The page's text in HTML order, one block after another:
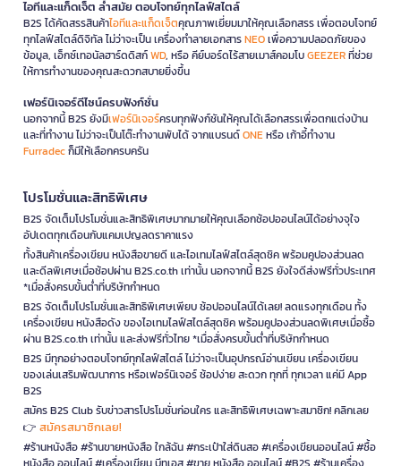
ไอทีและแก็ดเจ็ต ล้ำสมัย ตอบโจทย์ทุกไลฟ์สไตล์
B2S ได้คัดสรรสินค้าไอทีและแก็ดเจ็ตคุณภาพเยี่ยมมาให้คุณเลือกสรร เพื่อตอบโจทย์
ทุกไลฟ์สไตล์ดิจิทัล ไม่ว่าจะเป็น เครื่องทำลายเอกสารNEOเพื่อความปลอดภัยของ
ข้อมูล, เอ็กซ์เทอนัลฮาร์ดดิสก์WD, หรือ คีย์บอร์ดไร้สายเมาส์คอมโบGEEZERที่ช่วย
ให้การทำงานของคุณสะดวกสบายยิ่งขึ้น
เฟอร์นิเจอร์ดีไซน์ครบฟังก์ชั่น
นอกจากนี้ B2S ยังมีเฟอร์นิเจอร์ครบทุกฟังก์ชันให้คุณได้เลือกสรรเพื่อตกแต่งบ้าน
และที่ทำงาน ไม่ว่าจะเป็นโต๊ะทำงานพับได้ จากแบรนด์ONEหรือ เก้าอี้ทำงาน
Furradecก็มีให้เลือกครบครัน
โปรโมชั่นและสิทธิพิเศษ
B2S จัดเต็มโปรโมชั่นและสิทธิพิเศษมากมายให้คุณเลือกช้อปออนไลน์ได้อย่างจุใจ
อัปเดตทุกเดือนกับแคมเปญลดราคาแรง
ทั้งสินค้าเครื่องเขียน หนังสือขายดี และไอเทมไลฟ์สไตล์สุดชิค พร้อมคูปองส่วนลด
และดีลพิเศษเมื่อช้อปผ่าน B2S.co.th เท่านั้น นอกจากนี้ B2S ยังใจดีส่งฟรีทั่วประเทศ
*เมื่อสั่งครบขั้นต่ำที่บริษัทกำหนด
B2S จัดเต็มโปรโมชั่นและสิทธิพิเศษเพียบ ช้อปออนไลน์ได้เลย! ลดแรงทุกเดือน ทั้ง
เครื่องเขียน หนังสือดัง ของไอเทมไลฟ์สไตล์สุดชิค พร้อมคูปองส่วนลดพิเศษเมื่อซื้อ
ผ่าน B2S.co.th เท่านั้น และส่งฟรีทั่วไทย *เมื่อสั่งครบขั้นต่ำที่บริษัทกำหนด
B2S มีทุกอย่างตอบโจทย์ทุกไลฟ์สไตล์ ไม่ว่าจะเป็นอุปกรณ์อ่านเขียน เครื่องเขียน
ของเล่นเสริมพัฒนาการ หรือเฟอร์นิเจอร์ ช้อปง่าย สะดวก ทุกที่ ทุกเวลา แค่มี App
B2S
สมัคร B2S Club รับข่าวสารโปรโมชั่นก่อนใคร และสิทธิพิเศษเฉพาะสมาชิก! คลิกเลย
👉 สมัครสมาชิกเลย!
#ร้านหนังสือ #ร้านขายหนังสือ ใกล้ฉัน #กระเป๋าใส่ดินสอ #เครื่องเขียนออนไลน์ #ซื้อ